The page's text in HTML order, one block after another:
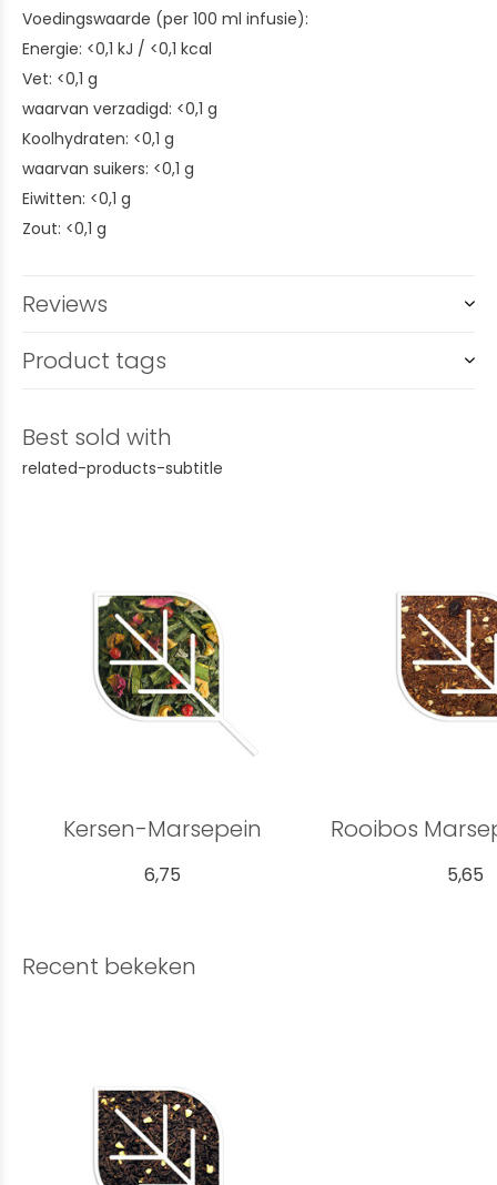
Voedingswaarde (per 100 ml infusie):
Energie: <0,1 kJ / <0,1 kcal
Vet: <0,1 g
waarvan verzadigd: <0,1 g
Koolhydraten: <0,1 g
waarvan suikers: <0,1 g
Eiwitten: <0,1 g
Zout: <0,1 g
Reviews
Product tags
Best sold with
related-products-subtitle
Kersen-Marsepein
6,75
Rooibos
5,65
Recent bekeken